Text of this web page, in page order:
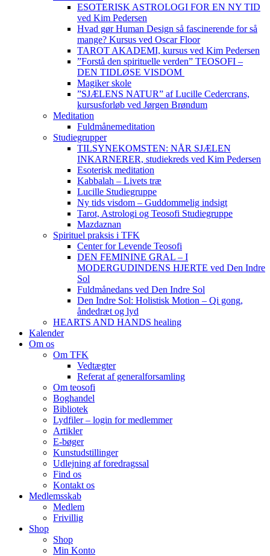
ESOTERISK ASTROLOGI FOR EN NY TID
ved Kim Pedersen
Hvad gør Human Design så fascinerende for så
mange? Kursus ved Oscar Floor
TAROT AKADEMI, kursus ved Kim Pedersen
”Forstå den spirituelle verden” TEOSOFI –
DEN TIDLØSE VISDOM
Magiker skole
”SJÆLENS NATUR” af Lucille Cedercrans,
kursusforløb ved Jørgen Brøndum
Meditation
Fuldmånemeditation
Studiegrupper
TILSYNEKOMSTEN: NÅR SJÆLEN
INKARNERER, studiekreds ved Kim Pedersen
Esoterisk meditation
Kabbalah – Livets træ
Lucille Studiegruppe
Ny tids visdom – Guddommelig indsigt
Tarot, Astrologi og Teosofi Studiegruppe
Mazdaznan
Spirituel praksis i TFK
Center for Levende Teosofi
DEN FEMININE GRAL – I
MODERGUDINDENS HJERTE ved Den Indre
Sol
Fuldmånedans ved Den Indre Sol
Den Indre Sol: Holistisk Motion – Qi gong,
åndedræt og lyd
HEARTS AND HANDS healing
Kalender
Om os
Om TFK
Vedtægter
Referat af generalforsamling
Om teosofi
Boghandel
Bibliotek
Lydfiler – login for medlemmer
Artikler
E-bøger
Kunstudstillinger
Udlejning af foredragssal
Find os
Kontakt os
Medlemsskab
Medlem
Frivillig
Shop
Shop
Min Konto